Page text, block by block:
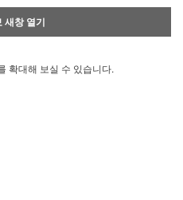
새창 열기
확대해 보실 수 있습니다.